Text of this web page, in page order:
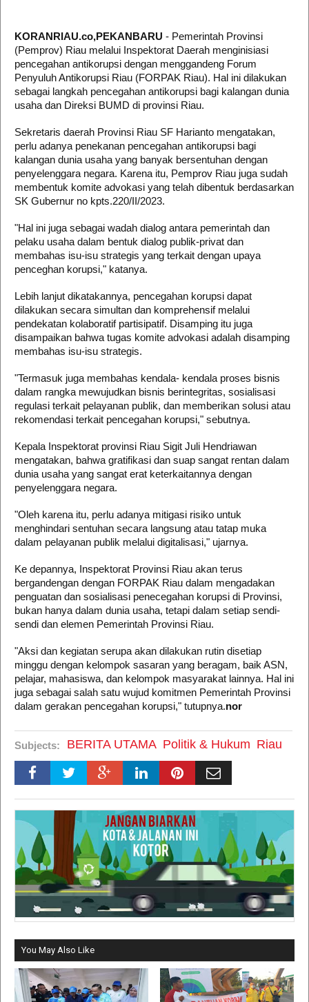
KORANRIAU.co,PEKANBARU - Pemerintah Provinsi
(Pemprov) Riau melalui Inspektorat Daerah menginisiasi
pencegahan antikorupsi dengan menggandeng Forum
Penyuluh Antikorupsi Riau (FORPAK Riau). Hal ini dilakukan
sebagai langkah pencegahan antikorupsi bagi kalangan dunia
usaha dan Direksi BUMD di provinsi Riau.
Sekretaris daerah Provinsi Riau SF Harianto mengatakan,
perlu adanya penekanan pencegahan antikorupsi bagi
kalangan dunia usaha yang banyak bersentuhan dengan
penyelenggara negara. Karena itu, Pemprov Riau juga sudah
membentuk komite advokasi yang telah dibentuk berdasarkan
SK Gubernur no kpts.220/II/2023.
"Hal ini juga sebagai wadah dialog antara pemerintah dan
pelaku usaha dalam bentuk dialog publik-privat dan
membahas isu-isu strategis yang terkait dengan upaya
penceghan korupsi," katanya.
Lebih lanjut dikatakannya, pencegahan korupsi dapat
dilakukan secara simultan dan komprehensif melalui
pendekatan kolaboratif partisipatif. Disamping itu juga
disampaikan bahwa tugas komite advokasi adalah disamping
membahas isu-isu strategis.
"Termasuk juga membahas kendala- kendala proses bisnis
dalam rangka mewujudkan bisnis berintegritas, sosialisasi
regulasi terkait pelayanan publik, dan memberikan solusi atau
rekomendasi terkait pencegahan korupsi," sebutnya.
Kepala Inspektorat provinsi Riau Sigit Juli Hendriawan
mengatakan, bahwa gratifikasi dan suap sangat rentan dalam
dunia usaha yang sangat erat keterkaitannya dengan
penyelenggara negara.
"Oleh karena itu, perlu adanya mitigasi risiko untuk
menghindari sentuhan secara langsung atau tatap muka
dalam pelayanan publik melalui digitalisasi," ujarnya.
Ke depannya, Inspektorat Provinsi Riau akan terus
bergandengan dengan FORPAK Riau dalam mengadakan
penguatan dan sosialisasi penecegahan korupsi di Provinsi,
bukan hanya dalam dunia usaha, tetapi dalam setiap sendi-
sendi dan elemen Pemerintah Provinsi Riau.
"Aksi dan kegiatan serupa akan dilakukan rutin disetiap
minggu dengan kelompok sasaran yang beragam, baik ASN,
pelajar, mahasiswa, dan kelompok masyarakat lainnya. Hal ini
juga sebagai salah satu wujud komitmen Pemerintah Provinsi
dalam gerakan pencegahan korupsi," tutupnya.nor
Subjects: BERITA UTAMA Politik & Hukum Riau
You May Also Like